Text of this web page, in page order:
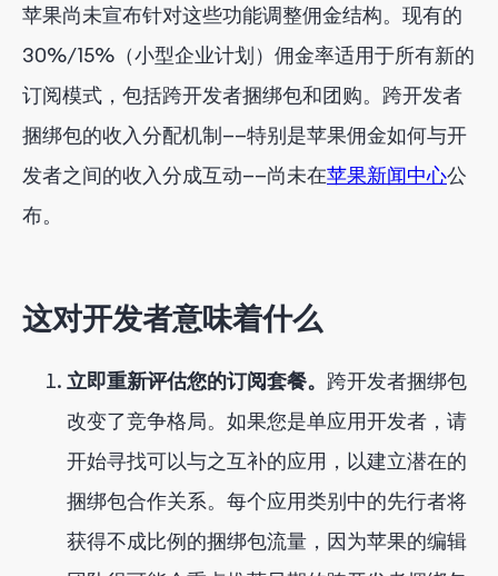
苹果尚未宣布针对这些功能调整佣金结构。现有的
30%/15%（小型企业计划）佣金率适用于所有新的
订阅模式，包括跨开发者捆绑包和团购。跨开发者
捆绑包的收入分配机制——特别是苹果佣金如何与开
发者之间的收入分成互动——尚未在苹果新闻中心公
布。
这对开发者意味着什么
立即重新评估您的订阅套餐。 跨开发者捆绑包
改变了竞争格局。如果您是单应用开发者，请
开始寻找可以与之互补的应用，以建立潜在的
捆绑包合作关系。每个应用类别中的先行者将
获得不成比例的捆绑包流量，因为苹果的编辑